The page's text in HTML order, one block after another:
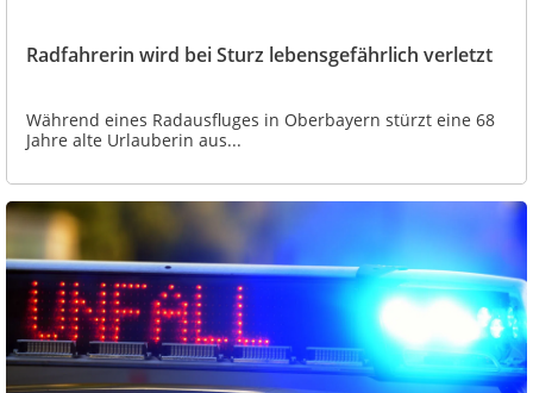
Radfahrerin wird bei Sturz lebensgefährlich verletzt
Während eines Radausfluges in Oberbayern stürzt eine 68
Jahre alte Urlauberin aus...